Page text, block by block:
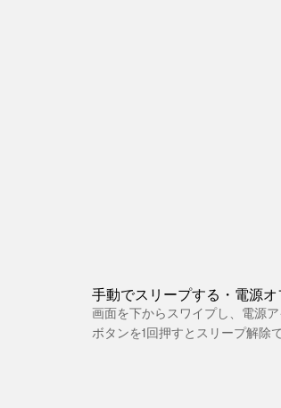
手動でスリープする・電源オ
画面を下からスワイプし、電源
ボタンを1回押すとスリープ解除